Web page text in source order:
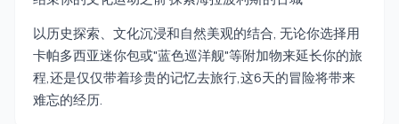
以历史探索、文化沉浸和自然美观的结合, 无论你选择用
卡帕多西亚迷你包或"蓝色巡洋舰"等附加物来延长你的旅
程,还是仅仅带着珍贵的记忆去旅行,这6天的冒险将带来
难忘的经历.